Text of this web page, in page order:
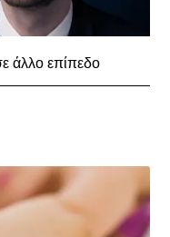
άλλο επίπεδο